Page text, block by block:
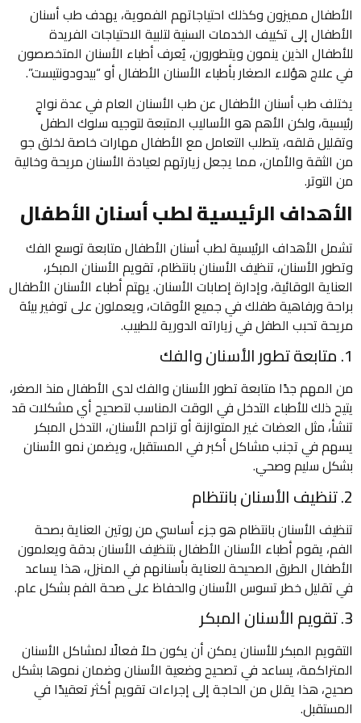
الأطفال مميزون وكذلك احتياجاتهم الفموية، يهدف طب أسنان
الأطفال إلى تكييف الخدمات السنية لتلبية الاحتياجات الفريدة
للأطفال الذين ينمون ويتطورون، يُعرف أطباء الأسنان المتخصصون
في علاج هؤلاء الصغار بأطباء الأسنان الأطفال أو “بيدودونتيست”.
يختلف طب أسنان الأطفال عن طب الأسنان العام في عدة نواحٍ
رئيسية، ولكن الأهم هو الأساليب المتبعة لتوجيه سلوك الطفل
وتقليل قلقه، يتطلب التعامل مع الأطفال مهارات خاصة لخلق جو
من الثقة والأمان، مما يجعل زيارتهم لعيادة الأسنان مريحة وخالية
من التوتر.
الأهداف الرئيسية لطب أسنان الأطفال
تشمل الأهداف الرئيسية لطب أسنان الأطفال متابعة توسع الفك
وتطور الأسنان، تنظيف الأسنان بانتظام، تقويم الأسنان المبكر،
العناية الوقائية، وإدارة إصابات الأسنان. يهتم أطباء الأسنان الأطفال
براحة ورفاهية طفلك في جميع الأوقات، ويعملون على توفير بيئة
مريحة تحبب الطفل في زياراته الدورية للطبيب.
1. متابعة تطور الأسنان والفك
من المهم جدًا متابعة تطور الأسنان والفك لدى الأطفال منذ الصغر،
يتيح ذلك للأطباء التدخل في الوقت المناسب لتصحيح أي مشكلات قد
تنشأ، مثل العضات غير المتوازنة أو تزاحم الأسنان، التدخل المبكر
يسهم في تجنب مشاكل أكبر في المستقبل، ويضمن نمو الأسنان
بشكل سليم وصحي.
2. تنظيف الأسنان بانتظام
تنظيف الأسنان بانتظام هو جزء أساسي من روتين العناية بصحة
الفم، يقوم أطباء الأسنان الأطفال بتنظيف الأسنان بدقة ويعلمون
الأطفال الطرق الصحيحة للعناية بأسنانهم في المنزل، هذا يساعد
في تقليل خطر تسوس الأسنان والحفاظ على صحة الفم بشكل عام.
3. تقويم الأسنان المبكر
التقويم المبكر للأسنان يمكن أن يكون حلاً فعالًا لمشاكل الأسنان
المتراكمة، يساعد في تصحيح وضعية الأسنان وضمان نموها بشكل
صحيح، هذا يقلل من الحاجة إلى إجراءات تقويم أكثر تعقيدًا في
المستقبل.